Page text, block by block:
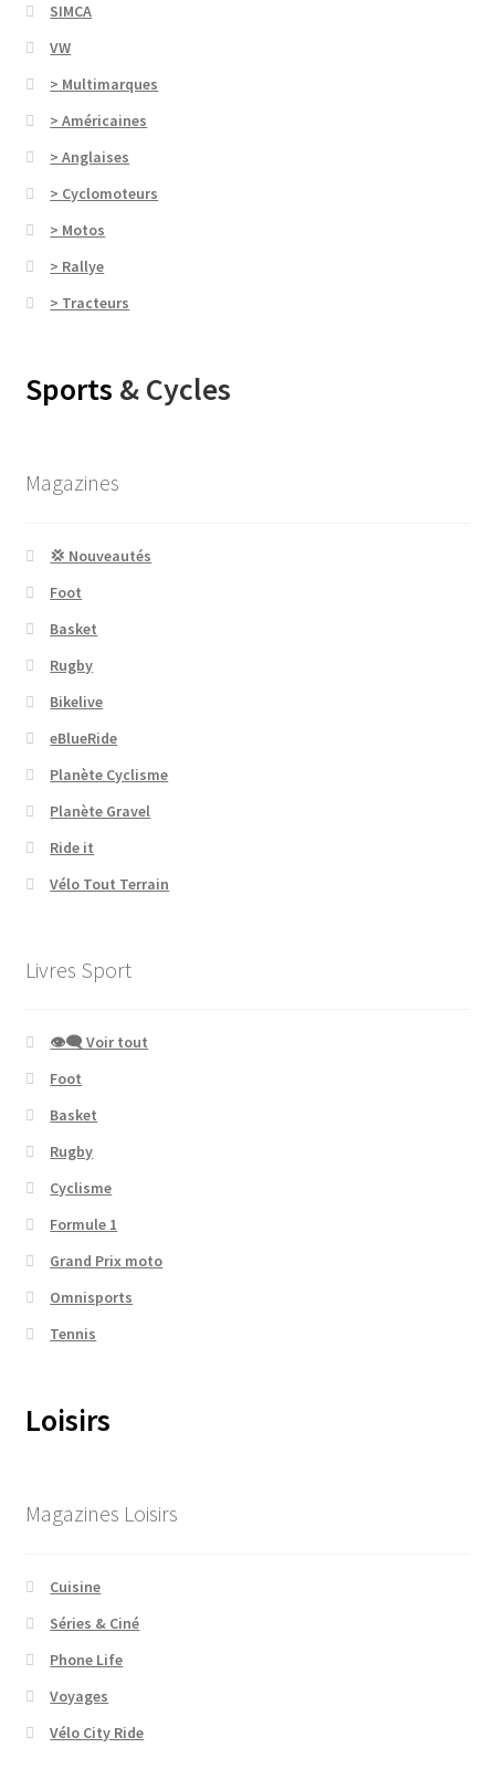
SIMCA
VW
> Multimarques
> Américaines
> Anglaises
> Cyclomoteurs
> Motos
> Rallye
> Tracteurs
Sports & Cycles
Magazines
💢 Nouveautés
Foot
Basket
Rugby
Bikelive
eBlueRide
Planète Cyclisme
Planète Gravel
Ride it
Vélo Tout Terrain
Livres Sport
👁‍🗨 Voir tout
Foot
Basket
Rugby
Cyclisme
Formule 1
Grand Prix moto
Omnisports
Tennis
Loisirs
Magazines Loisirs
Cuisine
Séries & Ciné
Phone Life
Voyages
Vélo City Ride